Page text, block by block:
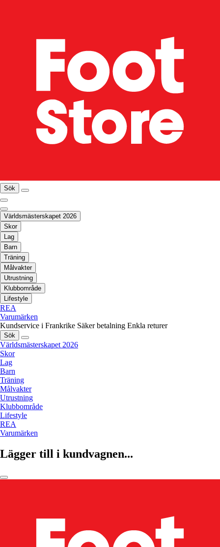
Sök
Världsmästerskapet 2026
Skor
Lag
Barn
Träning
Målvakter
Utrustning
Klubbområde
Lifestyle
REA
Varumärken
Kundservice i Frankrike Säker betalning Enkla returer
Sök
Världsmästerskapet 2026
Skor
Lag
Barn
Träning
Målvakter
Utrustning
Klubbområde
Lifestyle
REA
Varumärken
Lägger till i kundvagnen...